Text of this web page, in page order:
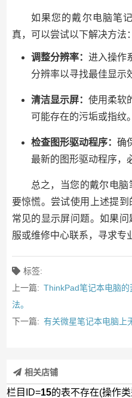
如果您的戴尔电脑笔
真，可以尝试以下解决方法：
调整分辨率： 进入操作
分辨率以寻找最佳显示
清洁显示屏： 使用柔软
可能存在的污垢或指纹。
检查图形驱动程序： 确
最新的图形驱动程序，
总之，当您的戴尔电
要惊慌。尝试使用上述提
常见的显示屏问题。如果
服或维修中心联系，寻求专
标签:
上一篇: ThinkPad笔记本电脑
法。
下一篇: 有关微星笔记本电脑上
相关店铺
栏目ID=15的表不存在(操作